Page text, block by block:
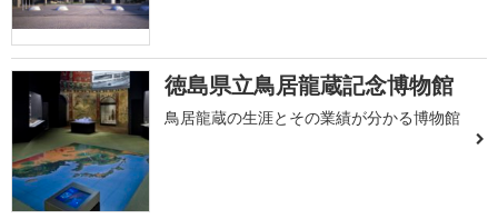
徳島県立鳥居龍蔵記念博物館
鳥居龍蔵の生涯とその業績が分かる博物館